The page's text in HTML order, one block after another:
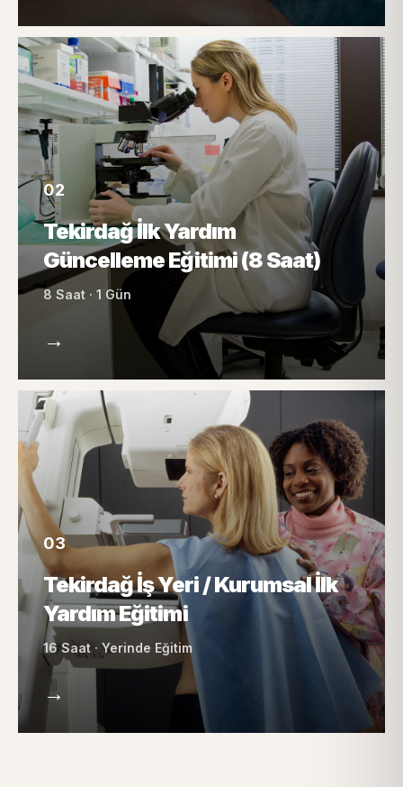
02
Tekirdağ İlk Yardım
Güncelleme Eğitimi (8 Saat)
8 Saat · 1 Gün
→
03
Tekirdağ İş Yeri / Kurumsal İlk
Yardım Eğitimi
16 Saat · Yerinde Eğitim
→